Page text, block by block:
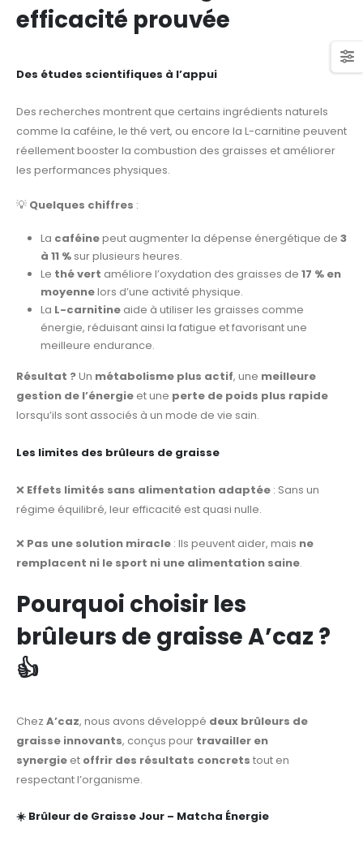
efficacité prouvée
Des études scientifiques à l’appui
Des recherches montrent que certains ingrédients naturels
comme la caféine, le thé vert, ou encore la L-carnitine peuvent
réellement booster la combustion des graisses et améliorer
les performances physiques.
💡 Quelques chiffres :
La caféinepeut augmenter la dépense énergétique de 3
à 11 %sur plusieurs heures.
Le thé vert améliore l’oxydation des graisses de 17 % en
moyennelors d’une activité physique.
La L-carnitineaide à utiliser les graisses comme
énergie, réduisant ainsi la fatigue et favorisant une
meilleure endurance.
Résultat ?Un métabolisme plus actif, une meilleure
gestion de l’énergie et une perte de poids plus rapide
lorsqu’ils sont associés à un mode de vie sain.
Les limites des brûleurs de graisse
❌ Effets limités sans alimentation adaptée : Sans un
régime équilibré, leur efficacité est quasi nulle.
❌ Pas une solution miracle : Ils peuvent aider, mais ne
remplacent ni le sport ni une alimentation saine.
Pourquoi choisir les
brûleurs de graisse A’caz ?
👍
Chez A’caz, nous avons développé deux brûleurs de
graisse innovants, conçus pour travailler en
synergie et offrir des résultats concrets tout en
respectant l’organisme.
☀️ Brûleur de Graisse Jour – Matcha Énergie